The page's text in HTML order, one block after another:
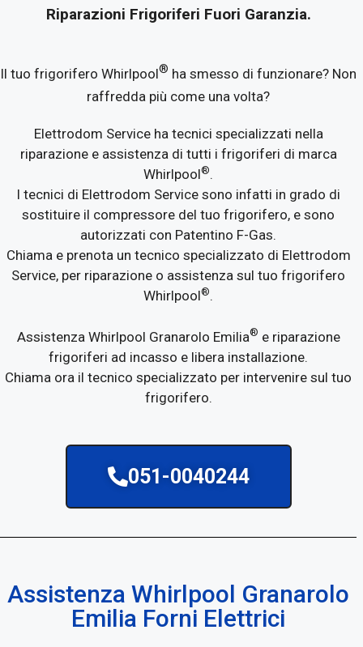
Riparazioni Frigoriferi Fuori Garanzia.
Il tuo frigorifero Whirlpool® ha smesso di funzionare? Non
raffredda più come una volta?
Elettrodom Service ha tecnici specializzati nella
riparazione e assistenza di tutti i frigoriferi di marca
Whirlpool®.
I tecnici di Elettrodom Service sono infatti in grado di
sostituire il compressore del tuo frigorifero, e sono
autorizzati con Patentino F-Gas.
Chiama e prenota un tecnico specializzato di Elettrodom
Service, per riparazione o assistenza sul tuo frigorifero
Whirlpool®.
Assistenza Whirlpool Granarolo Emilia® e riparazione
frigoriferi ad incasso e libera installazione.
Chiama ora il tecnico specializzato per intervenire sul tuo
frigorifero.
051-0040244
Assistenza Whirlpool Granarolo
Emilia Forni Elettrici